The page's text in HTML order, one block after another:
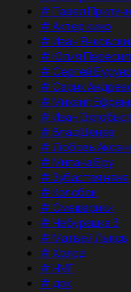
#Павел
#Актер кино
#Иван
#Юлия
#Сергей
#Сарик
#Михаил
#Иван
#Влад Ценев
#Любовь
#Милана Бру
#Зубастая няня
#Колобок
#Смешарики
#Чебурашка 3
#Матвей Лыков
#Холод
#НМГ
#док